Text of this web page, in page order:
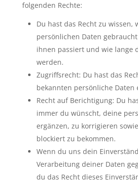
folgenden Rechte:
Du hast das Recht zu wissen,
persönlichen Daten
ihnen passiert und wie lange
werden.
Zugriffsrecht: Du hast das
bekannten persönliche Daten
Recht auf Berichtigung: Du
immer du wünscht, deine
ergänzen, zu korrigieren
blockiert zu bekommen.
Wenn du uns dein
Verarbeitung deiner Daten
du das Recht dieses